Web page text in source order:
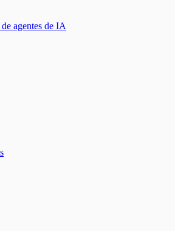
agentes de IA